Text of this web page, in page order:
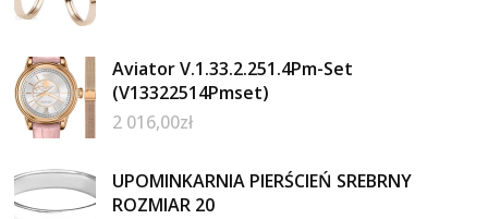
Aviator V.1.33.2.251.4Pm-Set
(V13322514Pmset)
2 016,00zł
UPOMINKARNIA PIERŚCIEŃ SREBRNY
ROZMIAR 20